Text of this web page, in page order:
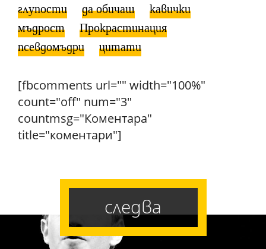
глупости да обичаш
кавички
мъдрост
Прокрастинация
псевдомъдри
цитати
[fbcomments url="" width="100%"
count="off" num="3"
countmsg="Коментара"
title="коментари"]
следва